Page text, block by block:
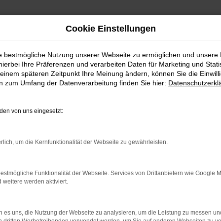
Wahl für München
und Umgebung ist dieses Fahrzeug ganz
Maxi. Hinzu kommt ein fairer Preis und die
GmbH ist als Mehrmarkenhaus seit 1992 in der
Eine große Auswahl an günstigen
Cookie Einstellungen
bestmögliche Nutzung unserer Webseite zu ermöglichen und unsere
Ihre Präferenzen und verarbeiten Daten für Marketing und
späteren Zeitpunkt Ihre Meinung ändern, können Sie die
zum Umfang der Datenverarbeitung finden Sie hier:
von uns eingesetzt:
um die Kernfunktionalität der Webseite zu gewährleisten.
Funktionalität der Webseite. Services von Drittanbietern wie Google
weitere werden aktiviert.
es uns, die Nutzung der Webseite zu analysieren, um die Leistung zu messen